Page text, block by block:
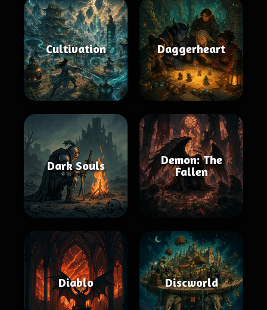
Cultivation Daggerheart
Dark Souls
Demon: The
Fallen
Diablo Discworld